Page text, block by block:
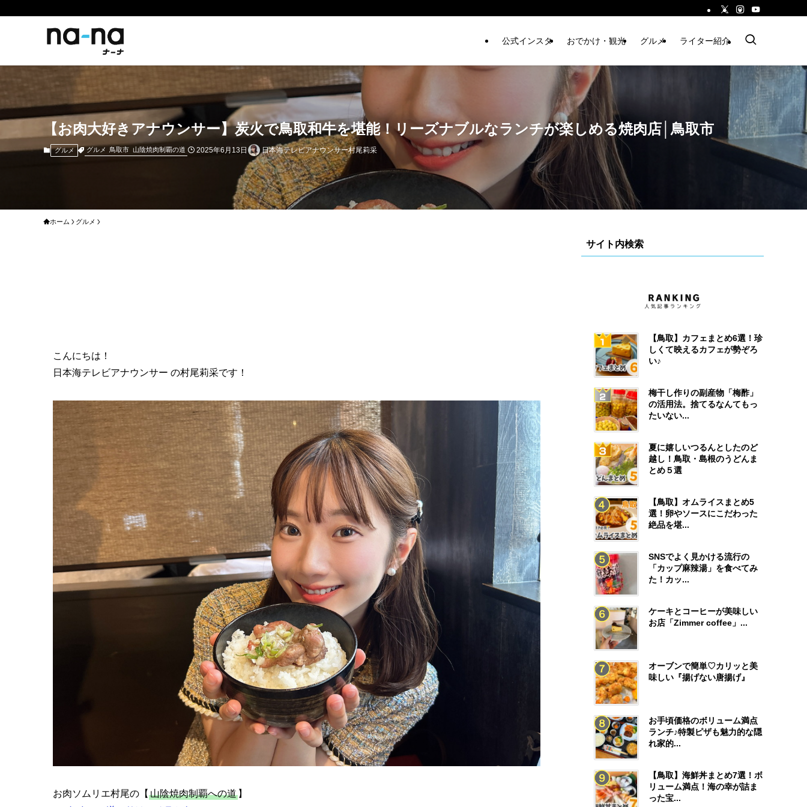
公式インスタ おでかけ・観光 グルメ ライター紹介
【お肉大好きアナウンサー】炭火で鳥取和牛を堪能！リーズナブルなランチが楽しめる焼肉店│鳥取市
グルメ グルメ 鳥取市 山陰焼肉制覇の道 2025年6月13日 日本海テレビアナウンサー村尾莉采
ホーム グルメ
こんにちは！
日本海テレビアナウンサー の村尾莉采です！
お肉ソムリエ村尾の【 山陰焼肉制覇への道 】
サイト内検索
【鳥取】カフェまとめ6選！珍
しくて映えるカフェが勢ぞろ
い♪
梅干し作りの副産物「梅酢」
の活用法。捨てるなんてもっ
たいない...
夏に嬉しいつるんとしたのど
越し！鳥取・島根のうどんま
とめ５選
【鳥取】オムライスまとめ5
選！卵やソースにこだわった
絶品を堪...
SNSでよく見かける流行の
「カップ麻辣湯」を食べてみ
た！カッ...
ケーキとコーヒーが美味しい
お店「Zimmer coffee」...
オーブンで簡単♡カリッと美
味しい『揚げない唐揚げ』
お手頃価格のボリューム満点
ランチ♪特製ピザも魅力的な隠
れ家的...
【鳥取】海鮮丼まとめ7選！ボ
リューム満点！海の幸が詰ま
った宝...